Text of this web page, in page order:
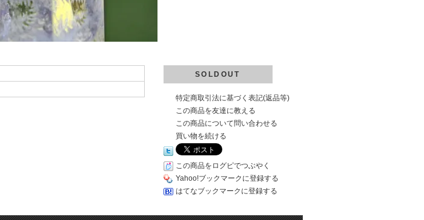
SOLDOUT
特定商取引法に基づく表記(返品等)
この商品を友達に教える
この商品について問い合わせる
買い物を続ける
この商品をログピでつぶやく
Yahoo!ブックマークに登録する
はてなブックマークに登録する